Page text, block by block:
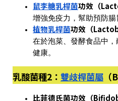
鼠李糖乳桿菌功效（
增強免疫力，幫助預防腸
植物乳桿菌功效（
在於泡菜、發酵食品中
健康。
乳酸菌種2： 雙歧桿菌屬
比菲德氏菌功效（